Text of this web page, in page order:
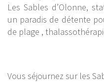
Les Sables d’Olonne,
un paradis de détente
de plage ,
Vous séjournez sur les